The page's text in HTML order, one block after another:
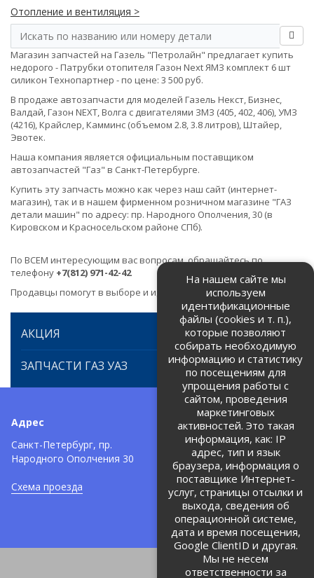
Отопление и вентиляция >
Магазин запчастей на Газель "Петролайн" предлагает купить
недорого - Патрубки отопителя Газон Next ЯМЗ комплект 6 шт
силикон Технопартнер - по цене: 3 500 руб.
В продаже автозапчасти для моделей Газель Некст, Бизнес,
Валдай, Газон NEXT, Волга с двигателями ЗМЗ (405, 402, 406), УМЗ
(4216), Крайслер, Камминс (объемом 2.8, 3.8 литров), Штайер,
Эвотек.
Наша компания является официальным поставщиком
автозапчастей "Газ" в Санкт-Петербурге.
Купить эту запчасть можно как через наш сайт (интернет-
магазин), так и в нашем фирменном розничном магазине "ГАЗ
детали машин" по адресу: пр. Народного Ополчения, 30 (в
Кировском и Красносельском районе СПб).
По ВСЕМ интересующим вас вопросам, обращайтесь по
телефону +7(812) 971-42-42
Продавцы помогут в выборе и идентификации товара.
АКЦИЯ
ЗАПЧАСТИ ГАЗ УАЗ
Адрес
Санкт-Петербург, пр.
Народного Ополчения 30
Схема проезда
Телефоны:
+7 (812) 971-42-42
Политика об обработке и
защите персональных данных
Соглашение на обработку
персональных данных
На нашем сайте мы
используем
идентификационные
файлы (cookies и т. п.),
которые позволяют
собирать необходимую
информацию и статистику
по посещениям для
упрощения работы с
сайтом, проведения
маркетинговых
активностей. Это такая
информация, как: IP
адрес, тип и язык
браузера, информация о
поставщике Интернет-
услуг, страницы отсылки и
выхода, сведения об
операционной системе,
дата и время посещения,
Google ClientID и другая.
Мы не несем
ответственности за